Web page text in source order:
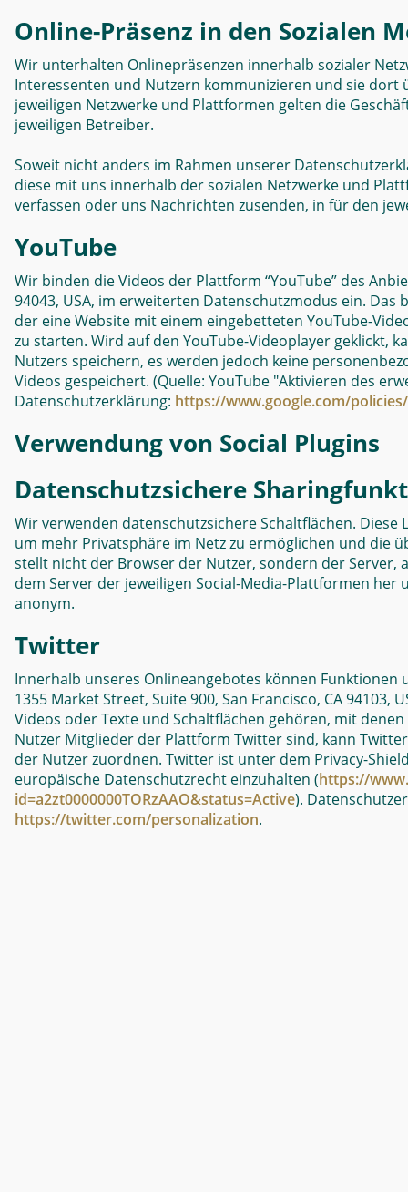
Online-Präsenz in den Sozialen
Wir unterhalten Onlinepräsenzen innerhalb sozialer
Interessenten und Nutzern kommunizieren und sie
jeweiligen Netzwerke und Plattformen gelten die
jeweiligen Betreiber.
Soweit nicht anders im Rahmen unserer
diese mit uns innerhalb der sozialen Netzwerke und
verfassen oder uns Nachrichten zusenden, in für den
YouTube
Wir binden die Videos der Plattform “YouTube” des
94043, USA, im erweiterten Datenschutzmodus ein.
der eine Website mit einem eingebetteten YouTube-
zu starten. Wird auf den YouTube-Videoplayer geklickt,
Nutzers speichern, es werden jedoch keine
Videos gespeichert. (Quelle: YouTube "Aktivieren des
Datenschutzerklärung: https://www.google.com/
Verwendung von Social Plugins
Datenschutzsichere
Wir verwenden datenschutzsichere Schaltflächen.
um mehr Privatsphäre im Netz zu ermöglichen und die
stellt nicht der Browser der Nutzer, sondern der Server,
dem Server der jeweiligen Social-Media-Plattformen her
anonym.
Twitter
Innerhalb unseres Onlineangebotes können
1355 Market Street, Suite 900, San Francisco, CA
Videos oder Texte und Schaltflächen gehören, mit
Nutzer Mitglieder der Plattform Twitter sind, kann
der Nutzer zuordnen. Twitter ist unter dem Privacy-
europäische Datenschutzrecht einzuhalten (https://
id=a2zt0000000TORzAAO&status=Active).
https://twitter.com/personalization.